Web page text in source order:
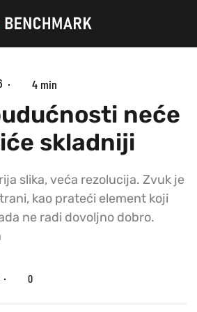
4 min
neće
skladniji
slika, veća rezolucija. Zvuk je
kao prateći element koji
ne radi dovoljno dobro.
0